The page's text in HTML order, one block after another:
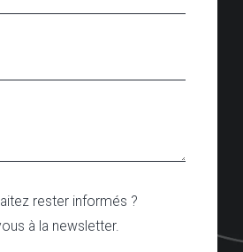
rester informés ?
à la newsletter.